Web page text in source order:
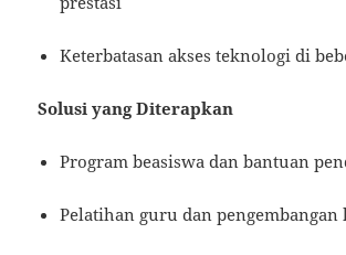
Keterbatasan akses teknologi di
Solusi yang Diterapkan
Program beasiswa dan bantuan
Pelatihan guru dan